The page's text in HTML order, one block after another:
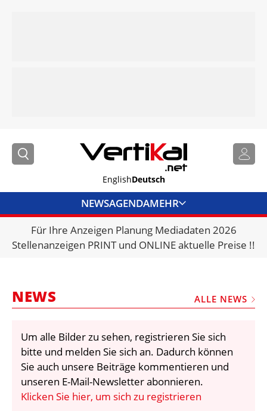
EnglishDeutsch
NEWSAGENDAMEHR
BRANCHENLINKS
VERMIETER
VIDEOS
BIBLIOTHEK
KRAN & BÜHNE
Für Ihre Anzeigen Planung Mediadaten 2026
Stellenanzeigen PRINT und ONLINE aktuelle Preise !!
NEWS ALLE NEWS
Um alle Bilder zu sehen, registrieren Sie sich
bitte und melden Sie sich an. Dadurch können
Sie auch unsere Beiträge kommentieren und
unseren E-Mail-Newsletter abonnieren.
Klicken Sie hier, um sich zu registrieren